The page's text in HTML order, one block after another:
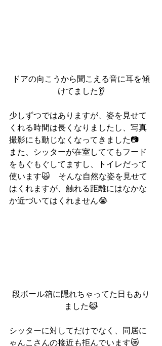
ドアの向こうから聞こえる音に耳を傾
けてました👂
少しずつではありますが、姿を見せて
くれる時間は長くなりましたし、写真
撮影にも動じなくなってきました📷
また、シッターが在室しててもフード
をもぐもぐしてますし、トイレだって
使います🙀　そんな自然な姿を見せて
はくれますが、触れる距離にはなかな
か近づいてはくれません😭
段ボール箱に隠れちゃってた日もあり
ました😹
シッターに対してだけでなく、同居に
ゃんこさんの接近も拒んでいます😿